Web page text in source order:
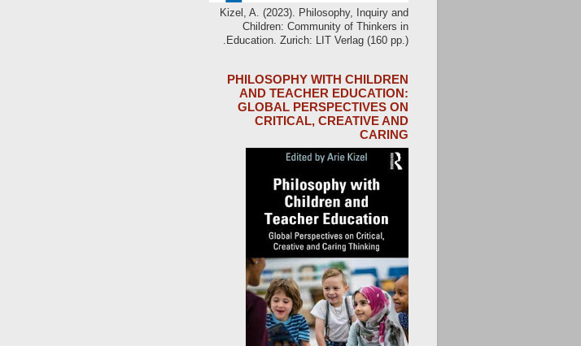
Kizel, A. (2023). Philosophy, Inquiry and
Children: Community of Thinkers in
Education. Zurich: LIT Verlag (160 pp.).
PHILOSOPHY WITH CHILDREN
AND TEACHER EDUCATION:
GLOBAL PERSPECTIVES ON
CRITICAL, CREATIVE AND
CARING